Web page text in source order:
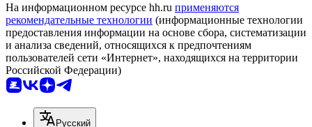
На информационном ресурсе hh.ru применяются
рекомендательные технологии (информационные технологии
предоставления информации на основе сбора, систематизации
и анализа сведений, относящихся к предпочтениям
пользователей сети «Интернет», находящихся на территории
Российской Федерации)
Русский